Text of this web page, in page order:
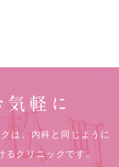
気軽に
は、内科と同じように
クリニックです。